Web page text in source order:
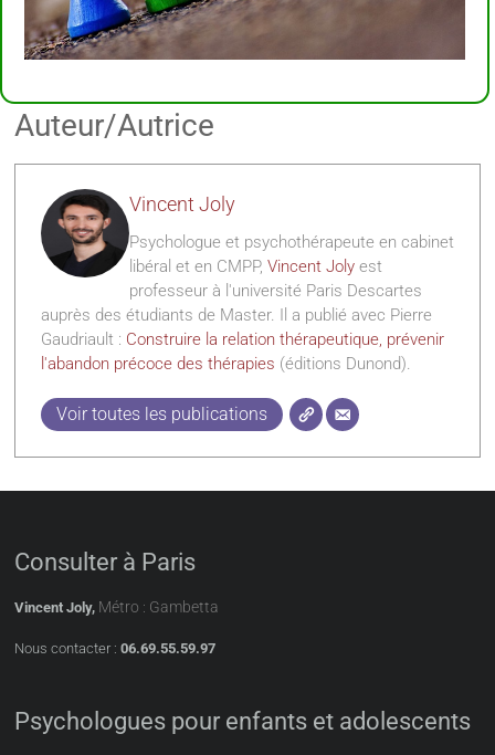
Auteur/Autrice
Vincent Joly
Psychologue et psychothérapeute en cabinet
libéral et en CMPP, Vincent Jolyest
professeur à l'université Paris Descartes
auprès des étudiants de Master. Il a publié avec Pierre
Gaudriault : Construire la relation thérapeutique, prévenir
l'abandon précoce des thérapies (éditions Dunond).
Voir toutes les publications
Consulter à Paris
Vincent Joly, Métro : Gambetta
Nous contacter : 06.69.55.59.97
Psychologues pour enfants et adolescents